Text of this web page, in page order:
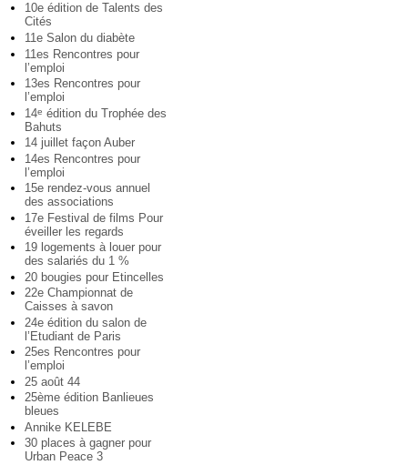
10e édition de Talents des
Cités
11e Salon du diabète
11es Rencontres pour
l’emploi
13es Rencontres pour
l’emploi
14e édition du Trophée des
Bahuts
14 juillet façon Auber
14es Rencontres pour
l’emploi
15e rendez-vous annuel
des associations
17e Festival de films Pour
éveiller les regards
19 logements à louer pour
des salariés du 1 %
20 bougies pour Etincelles
22e Championnat de
Caisses à savon
24e édition du salon de
l’Etudiant de Paris
25es Rencontres pour
l’emploi
25 août 44
25ème édition Banlieues
bleues
Annike KELEBE
30 places à gagner pour
Urban Peace 3